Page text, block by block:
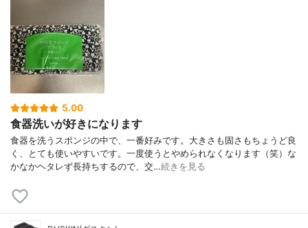
5.00
食器洗いが好きになります
食器を洗うスポンジの中で、一番好みです。大きさも固さもちょうど良
く、とても使いやすいです。一度使うとやめられなくなります（笑）な
かなかヘタレず長持ちするので、交…続きを見る